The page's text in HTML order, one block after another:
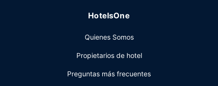
06:00 a 10:00, mientras que el horario de sábados y
Tendrás una sala de ordenadores, check-out exprés y un
servicio de recepción las 24 horas a tu disposición. ¿Estás
organizando un evento en Peterborough? En este hotel
HotelsOne
Quienes Somos
Propietarios de hotel
Preguntas más frecuentes